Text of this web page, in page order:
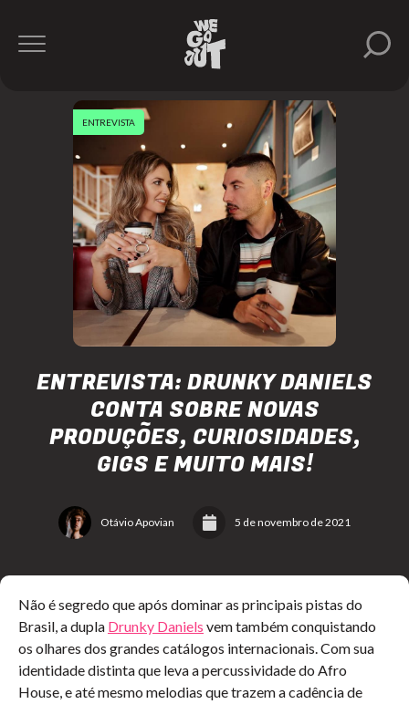
ENTREVISTA: DRUNKY DANIELS
CONTA SOBRE NOVAS
PRODUÇÕES, CURIOSIDADES,
GIGS E MUITO MAIS!
Otávio Apovian 5 de novembro de 2021
ENTREVISTA
Não é segredo que após dominar as principais pistas do
Brasil, a dupla Drunky Daniels vem também conquistando
os olhares dos grandes catálogos internacionais. Com sua
identidade distinta que leva a percussividade do Afro
House, e até mesmo melodias que trazem a cadência de